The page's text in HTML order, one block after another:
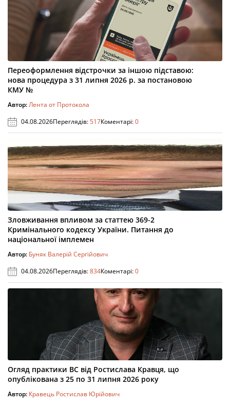
Переоформлення відстрочки за іншою підставою:
нова процедура з 31 липня 2026 р. за постановою
КМУ №
Автор:Лента от Протокола
04.08.2026Переглядів:517Коментарі:0
Зловживання впливом за статтею 369-2
Кримінального кодексу України. Питання до
національної імплемен
Автор: Буняк Валерій Сергійович
04.08.2026Переглядів:834Коментарі:0
Огляд практики ВС від Ростислава Кравця, що
опублікована з 25 по 31 липня 2026 року
Автор: Кравець Ростислав Юрійович